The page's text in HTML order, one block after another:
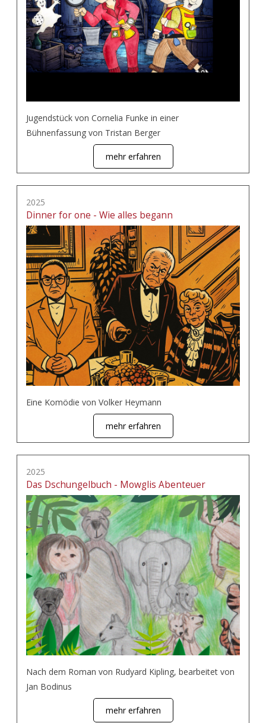
Jugendstück von Cornelia Funke in einer
Bühnenfassung von Tristan Berger
mehr erfahren
2025
Dinner for one - Wie alles begann
Eine Komödie von Volker Heymann
mehr erfahren
2025
Das Dschungelbuch - Mowglis Abenteuer
Nach dem Roman von Rudyard Kipling, bearbeitet von
Jan Bodinus
mehr erfahren